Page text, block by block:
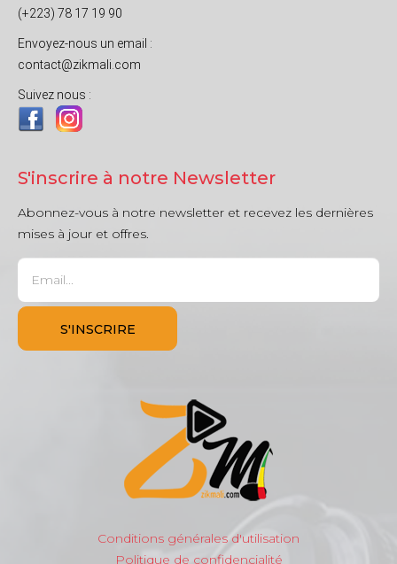
(+223) 78 17 19 90
Envoyez-nous un email :
contact@zikmali.com
Suivez nous :
S'inscrire à notre Newsletter
Abonnez-vous à notre newsletter et recevez les dernières
mises à jour et offres.
Conditions générales d'utilisation
Politique de confidencialité